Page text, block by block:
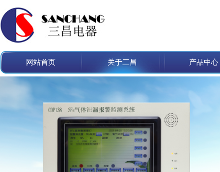
网站首页 关于三昌 产品中心